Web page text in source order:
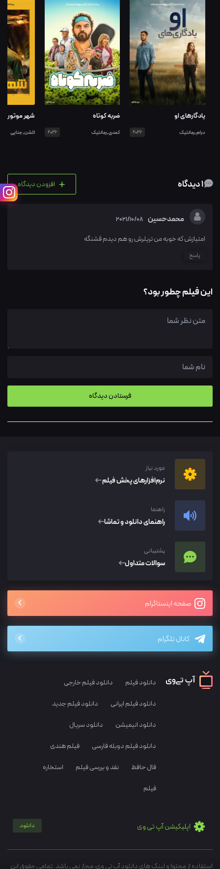
یادگارهای او
درام,رمانتیک 2026
ضربه کوتاه
کمدی,رمانتیک 2026
شهر موتور
اکشن,جنایی
+ افزودن دیدگاه
محمدحسین 2021/10/08
امتیازش که خوبه من تریلرش رو هم دیدم قشنگه
پاسخ
این فیلم چطور بود؟
مورد نیاز
نرم‌افزار‌های پخش فیلم
راهنما
راهنمای دانلود و تماشا
پشتیبانی
سوالات متداول
صفحه اینستاگرام
کانال تلگرام
دانلود فیلم دانلود فیلم خارجی
دانلود فیلم ایرانی دانلود فیلم جدید
دانلود انیمیشن دانلود سریال
دانلود فیلم دوبله فارسی فیلم هندی
فال حافظ نقد و بررسی فیلم استخاره
فیلم
اپلیکیشن آپ تی وی دانلود
استفاده از محتوا و لینک های دانلود آپ تی وی، مجاز نمی باشد. تمامی حقوق این